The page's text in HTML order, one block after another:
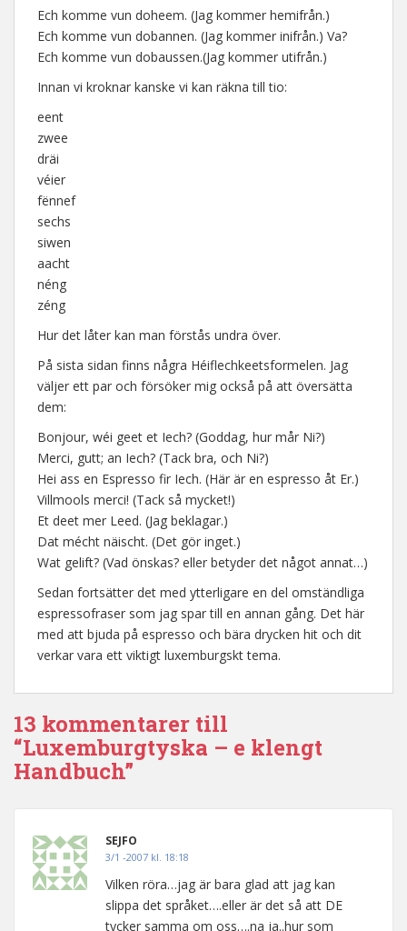
Ech komme vun doheem. (Jag kommer hemifrån.)
Ech komme vun dobannen. (Jag kommer inifrån.) Va?
Ech komme vun dobaussen.(Jag kommer utifrån.)
Innan vi kroknar kanske vi kan räkna till tio:
eent
zwee
dräi
véier
fënnef
sechs
siwen
aacht
néng
zéng
Hur det låter kan man förstås undra över.
På sista sidan finns några Héiflechkeetsformelen. Jag
väljer ett par och försöker mig också på att översätta
dem:
Bonjour, wéi geet et Iech? (Goddag, hur mår Ni?)
Merci, gutt; an Iech? (Tack bra, och Ni?)
Hei ass en Espresso fir Iech. (Här är en espresso åt Er.)
Villmools merci! (Tack så mycket!)
Et deet mer Leed. (Jag beklagar.)
Dat mécht näischt. (Det gör inget.)
Wat gelift? (Vad önskas? eller betyder det något annat…)
Sedan fortsätter det med ytterligare en del omständliga
espressofraser som jag spar till en annan gång. Det här
med att bjuda på espresso och bära drycken hit och dit
verkar vara ett viktigt luxemburgskt tema.
13 kommentarer till
“Luxemburgtyska – e klengt
Handbuch”
SEJFO
3/1 -2007 kl. 18:18
Vilken röra…jag är bara glad att jag kan
slippa det språket….eller är det så att DE
tycker samma om oss….na ja..hur som